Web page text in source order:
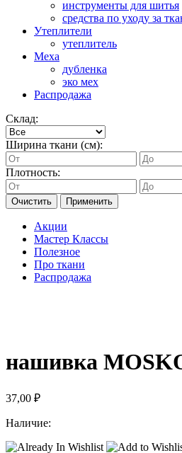
инструменты для шитья
средства по уходу за
Утеплители
утеплитель
Меха
дубленка
эко мех
Распродажа
Склад:
Ширина ткани (см):
Плотность:
Очистить Применить
Акции
Мастер Классы
Полезное
Про ткани
Распродажа
нашивка
37,00 ₽
Наличие: